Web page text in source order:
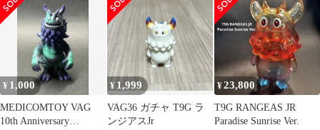
装/STITCH限定
¥ 1,000
MEDICOMTOY VAG
10th Anniversary
¥ 1,999
VAG36 ガチャ T9G ラ
ンジアスJr
¥23,800
T9G RANGEAS JR
Paradise Sunrise Ver.